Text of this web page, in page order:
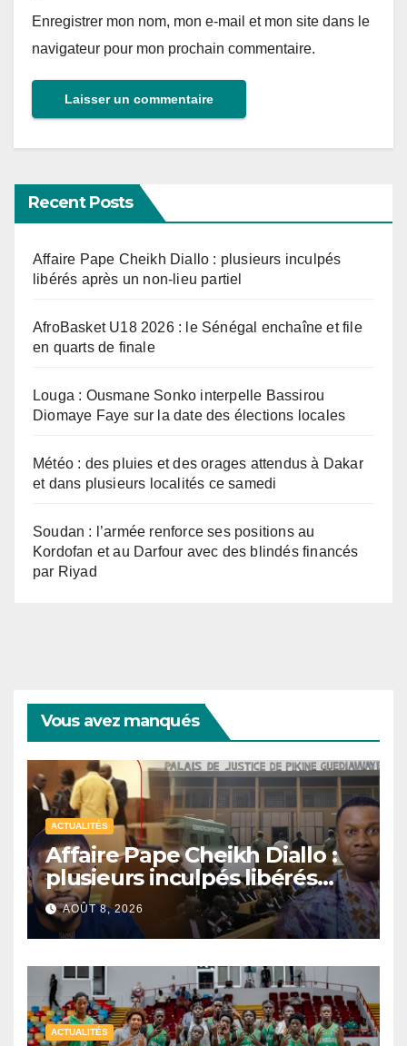
Enregistrer mon nom, mon e-mail et mon site dans le
navigateur pour mon prochain commentaire.
Recent Posts
Affaire Pape Cheikh Diallo : plusieurs inculpés
libérés après un non-lieu partiel
AfroBasket U18 2026 : le Sénégal enchaîne et file
en quarts de finale
Louga : Ousmane Sonko interpelle Bassirou
Diomaye Faye sur la date des élections locales
Météo : des pluies et des orages attendus à Dakar
et dans plusieurs localités ce samedi
Soudan : l’armée renforce ses positions au
Kordofan et au Darfour avec des blindés financés
par Riyad
Vous avez manqués
ACTUALITÉS
Affaire Pape Cheikh Diallo :
plusieurs inculpés libérés
après un non-lieu partiel
AOÛT 8, 2026
ACTUALITÉS